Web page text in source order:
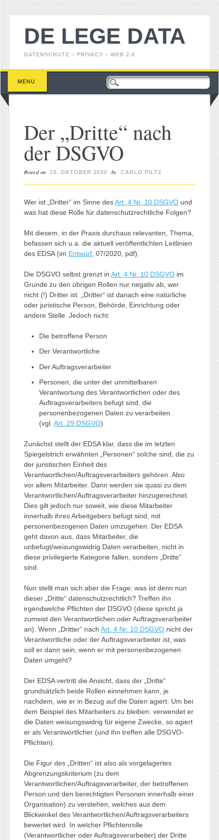
DE LEGE DATA
DATENSCHUTZ – PRIVACY – WEB 2.0
Main menu
Skip
content
MENU
Der „Dritte“ nach
der DSGVO
Posted on 19. OKTOBER 2020 by CARLO PILTZ
Wer ist „Dritter“ im Sinne desArt. 4 Nr. 10 DSGVOund
was hat diese Rolle für datenschutzrechtliche Folgen?
Mit diesem, in der Praxis durchaus relevanten, Thema,
befassen sich u.a. die aktuell veröffentlichten Leitlinien
des EDSA (im Entwurf, 07/2020, pdf).
Die DSGVO selbst grenzt in Art. 4 Nr. 10 DSGVOim
Grunde zu den übrigen Rollen nur negativ ab, wer
nicht (!) Dritter ist. „Dritter“ ist danach eine natürliche
oder juristische Person, Behörde, Einrichtung oder
andere Stelle. Jedoch nicht:
Die betroffene Person
Der Verantwortliche
Der Auftragsverarbeiter
Personen, die unter der unmittelbaren
Verantwortung des Verantwortlichen oder des
Auftragsverarbeiters befugt sind, die
personenbezogenen Daten zu verarbeiten
(vgl. Art. 29 DSGVO)
Zunächst stellt der EDSA klar, dass die im letzten
Spiegelstrich erwähnten „Personen“ solche sind, die zu
der juristischen Einheit des
Verantwortlichen/Auftragsverarbeiters gehören. Also
vor allem Mitarbeiter. Dann werden sie quasi zu dem
Verantwortlichen/Auftragsverarbeiter hinzugerechnet.
Dies gilt jedoch nur soweit, wie diese Mitarbeiter
innerhalb ihres Arbeitgebers befugt sind, mit
personenbezogenen Daten umzugehen. Der EDSA
geht davon aus, dass Mitarbeiter, die
unbefugt/weisungswidrig Daten verarbeiten, nicht in
diese privilegierte Kategorie fallen, sondern „Dritte“
sind.
Nun stellt man sich aber die Frage: was ist denn nun
dieser „Dritte“ datenschutzrechtlich? Treffen ihn
irgendwelche Pflichten der DSGVO (diese spricht ja
zumeist den Verantwortlichen oder Auftragsverarbeiter
an). Wenn „Dritter“ nach Art. 4 Nr. 10 DSGVOnicht der
Verantwortliche oder der Auftragsverarbeiter ist, was
soll er dann sein, wenn er mit personenbezogenen
Daten umgeht?
Der EDSA vertritt die Ansicht, dass der „Dritte“
grundsätzlich beide Rollen einnehmen kann, je
nachdem, wie er in Bezug auf die Daten agiert. Um bei
dem Beispiel des Mitarbeiters zu bleiben: verwendet er
die Daten weisungswidrig für eigene Zwecke, so agiert
er als Verantwortlicher (und ihn treffen alle DSGVO-
Pflichten).
Die Figur des „Dritten“ ist also als vorgelagertes
Abgrenzungskriterium (zu dem
Verantwortlichen/Auftragsverarbeiter, der betroffenen
Person und den berechtigten Personen innerhalb einer
Organisation) zu verstehen, welches aus dem
Blickwinkel des Verantwortlichen/Auftragsverarbeiters
bewertet wird. In welcher Pflichtenrolle
(Verantwortlicher oder Auftragsverarbeiter) der Dritte